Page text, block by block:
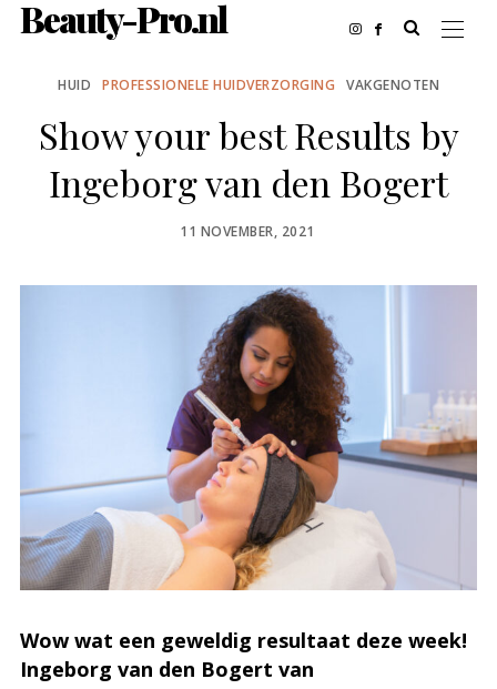
Beauty-Pro.nl
HUID PROFESSIONELE HUIDVERZORGING VAKGENOTEN
Show your best Results by
Ingeborg van den Bogert
POSTED
11 NOVEMBER, 2021
Wow wat een geweldig resultaat deze week!
Ingeborg van den Bogert van